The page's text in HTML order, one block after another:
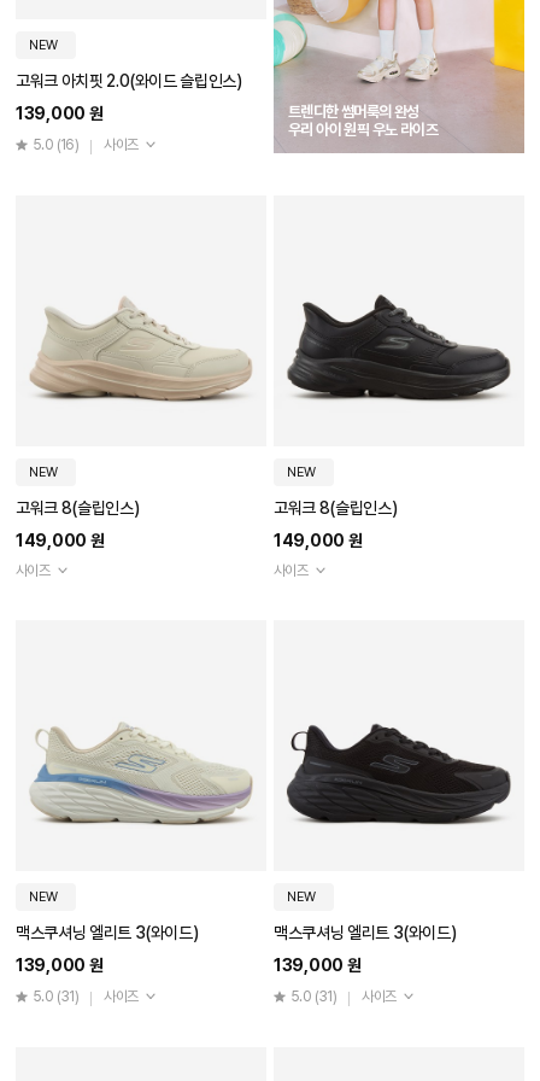
NEW
고워크 아치핏 2.0(와이드 슬립인스)
139,000 원
5.0 (16) 사이즈
트렌디한 썸머룩의 완성
우리 아이 원픽 우노 라이즈
NEW
고워크 8(슬립인스)
149,000 원
사이즈
NEW
고워크 8(슬립인스)
149,000 원
사이즈
NEW
맥스쿠셔닝 엘리트 3(와이드)
139,000 원
5.0 (31) 사이즈
NEW
맥스쿠셔닝 엘리트 3(와이드)
139,000 원
5.0 (31) 사이즈